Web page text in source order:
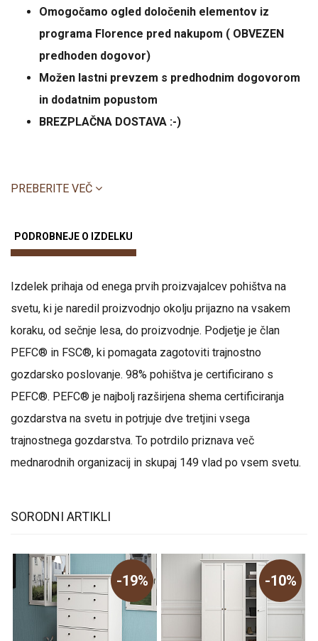
Omogočamo ogled določenih elementov iz
programa Florence pred nakupom ( OBVEZEN
predhoden dogovor)
Možen lastni prevzem s predhodnim dogovorom
in dodatnim popustom
BREZPLAČNA DOSTAVA :-)
PREBERITE VEČ
PODROBNEJE O IZDELKU
Izdelek prihaja od enega prvih proizvajalcev pohištva na
svetu, ki je naredil proizvodnjo okolju prijazno na vsakem
koraku, od sečnje lesa, do proizvodnje. Podjetje je član
PEFC® in FSC®, ki pomagata zagotoviti trajnostno
gozdarsko poslovanje. 98% pohištva je certificirano s
PEFC®. PEFC® je najbolj razširjena shema certificiranja
gozdarstva na svetu in potrjuje dve tretjini vsega
trajnostnega gozdarstva. To potrdilo priznava več
mednarodnih organizacij in skupaj 149 vlad po vsem svetu.
SORODNI ARTIKLI
-19% -10%